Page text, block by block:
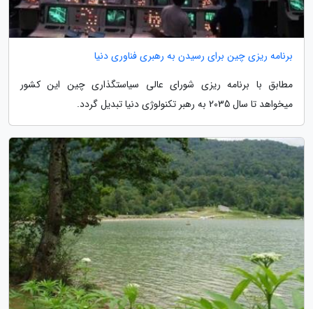
برنامه ریزی چین برای رسیدن به رهبری فناوری دنیا
مطابق با برنامه ریزی شورای عالی سیاستگذاری چین این کشور
میخواهد تا سال 2035 به رهبر تکنولوژی دنیا تبدیل گردد.